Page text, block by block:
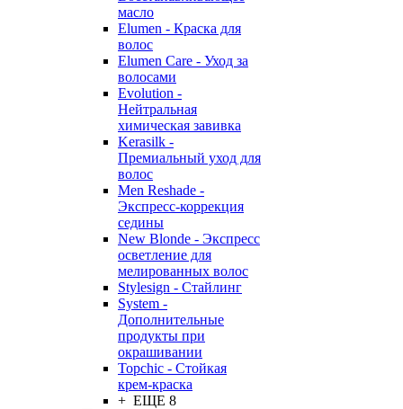
масло
Elumen - Краска для
волос
Elumen Care - Уход за
волосами
Evolution -
Нейтральная
химическая завивка
Kerasilk -
Премиальный уход для
волос
Men Reshade -
Экспресс-коррекция
седины
New Blonde - Экспресс
осветление для
мелированных волос
Stylesign - Стайлинг
System -
Дополнительные
продукты при
окрашивании
Topchic - Стойкая
крем-краска
+ ЕЩЕ 8